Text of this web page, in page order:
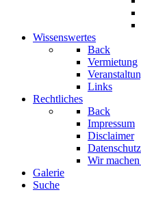
Wissenswertes
Back
Vermietung
Links
Rechtliches
Back
Impressum
Disclaimer
Datenschutz
Wir
Galerie
Suche